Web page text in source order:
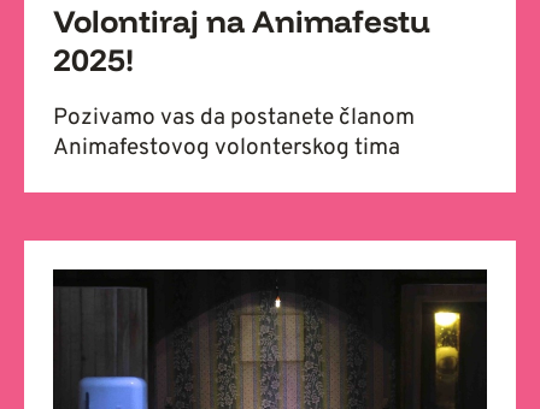
Volontiraj na Animafestu
2025!
Pozivamo vas da postanete članom
Animafestovog volonterskog tima